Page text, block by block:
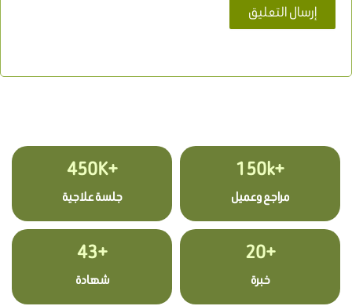
+150k
مراجع وعميل
+450K
جلسة علاجية
+20
خبرة
+43
شهادة